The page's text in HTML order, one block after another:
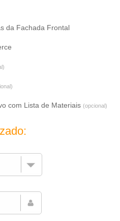
da Fachada Frontal
com Lista de Materiais (opcional)